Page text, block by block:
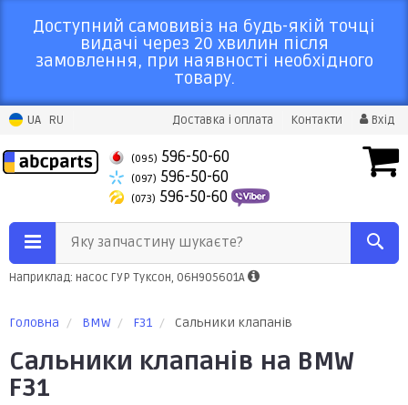
Доступний самовивіз на будь-якій точці
видачі через 20 хвилин після
замовлення, при наявності необхідного
товару.
UA RU Доставка і оплата Контакти Вхід
(095) 596-50-60
(097) 596-50-60
(073) 596-50-60
Яку запчастину шукаєте?
Наприклад: насос ГУР Туксон, 06H905601A
Головна BMW F31 Сальники клапанів
Сальники клапанів на BMW
F31